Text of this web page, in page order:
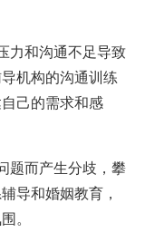
力和沟通不足导致
机构的沟通训练
己的需求和感
题而产生分歧，攀
导和婚姻教育，
。